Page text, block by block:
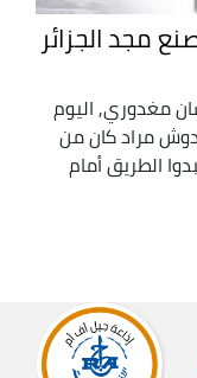
مجد الجزائر
مغدوري, اليوم
مراد كان من
الطريق أمام